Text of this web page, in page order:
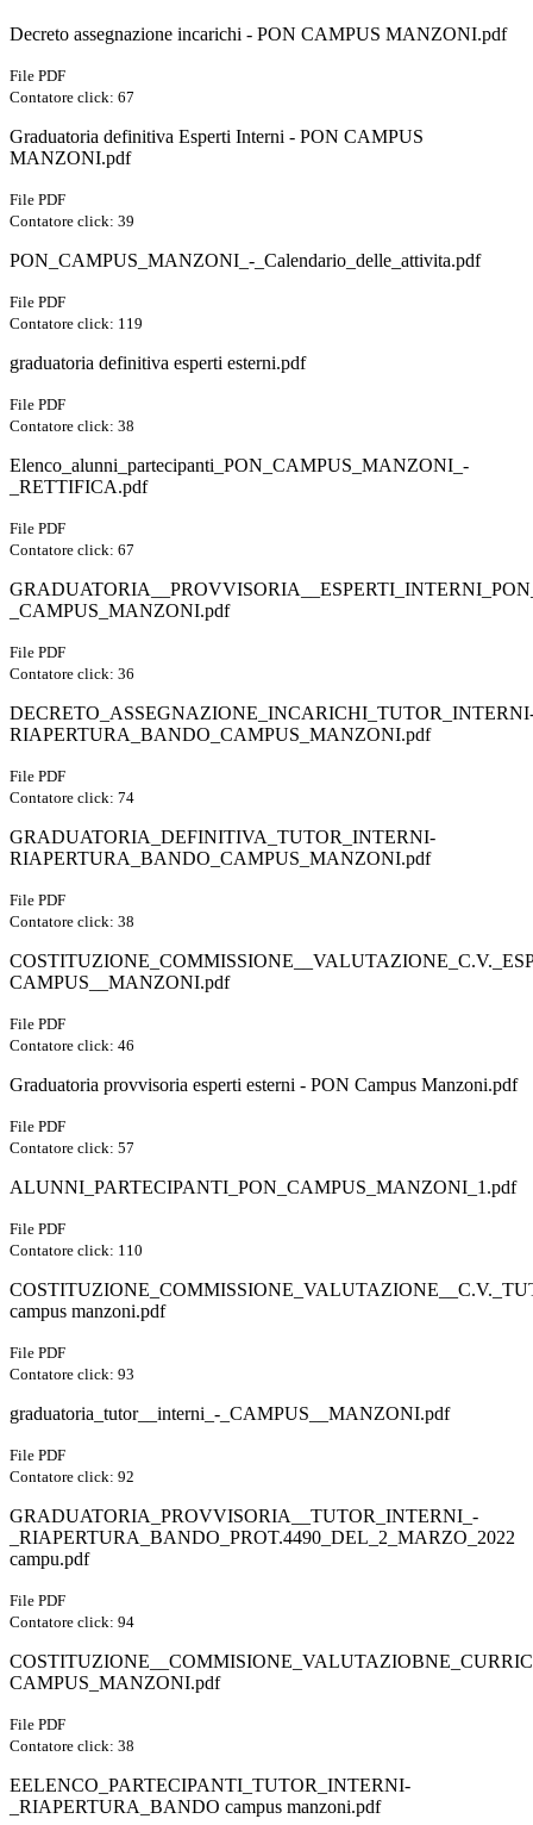
Decreto assegnazione incarichi - PON CAMPUS MANZONI.pdf
File PDF
Contatore click: 67
Graduatoria definitiva Esperti Interni - PON CAMPUS
MANZONI.pdf
File PDF
Contatore click: 39
PON_CAMPUS_MANZONI_-_Calendario_delle_attivita.pdf
File PDF
Contatore click: 119
graduatoria definitiva esperti esterni.pdf
File PDF
Contatore click: 38
Elenco_alunni_partecipanti_PON_CAMPUS_MANZONI_-
_RETTIFICA.pdf
File PDF
Contatore click: 67
_CAMPUS_MANZONI.pdf
File PDF
Contatore click: 36
RIAPERTURA_BANDO_CAMPUS_MANZONI.pdf
File PDF
Contatore click: 74
GRADUATORIA_DEFINITIVA_TUTOR_INTERNI-
RIAPERTURA_BANDO_CAMPUS_MANZONI.pdf
File PDF
Contatore click: 38
CAMPUS__MANZONI.pdf
File PDF
Contatore click: 46
Graduatoria provvisoria esperti esterni - PON Campus Manzoni.pdf
File PDF
Contatore click: 57
ALUNNI_PARTECIPANTI_PON_CAMPUS_MANZONI_1.pdf
File PDF
Contatore click: 110
campus manzoni.pdf
File PDF
Contatore click: 93
graduatoria_tutor__interni_-_CAMPUS__MANZONI.pdf
File PDF
Contatore click: 92
GRADUATORIA_PROVVISORIA__TUTOR_INTERNI_-
_RIAPERTURA_BANDO_PROT.4490_DEL_2_MARZO_2022
campu.pdf
File PDF
Contatore click: 94
CAMPUS_MANZONI.pdf
File PDF
Contatore click: 38
EELENCO_PARTECIPANTI_TUTOR_INTERNI-
_RIAPERTURA_BANDO campus manzoni.pdf